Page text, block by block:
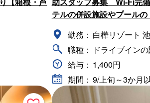
テルの併設施設やプール
勤務： 白樺リゾート
職種：
ドライブイン
給与： 1,400円
期間： 9/上旬～3か月